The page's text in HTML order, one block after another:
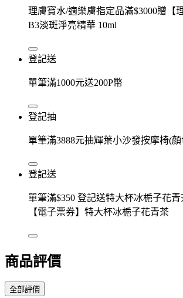
理膚寶水/適樂膚指定品滿$3000贈【
B3淡斑淨亮精華 10ml
登記送
單筆滿1000元送200P幣
登記抽
單筆滿3888元抽輝葉小沙發按摩椅(
登記送
單筆滿$350 登記送特大杯冰梔子花
【電子票券】特大杯冰梔子花青茶
商品評價
全部評價